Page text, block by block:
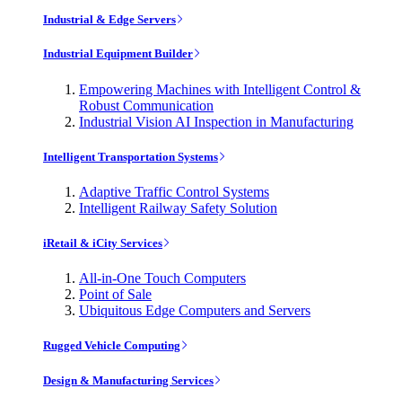
Industrial & Edge Servers
Industrial Equipment Builder
Empowering Machines with Intelligent Control &
Robust Communication
Industrial Vision AI Inspection in Manufacturing
Intelligent Transportation Systems
Adaptive Traffic Control Systems
Intelligent Railway Safety Solution
iRetail & iCity Services
All-in-One Touch Computers
Point of Sale
Ubiquitous Edge Computers and Servers
Rugged Vehicle Computing
Design & Manufacturing Services